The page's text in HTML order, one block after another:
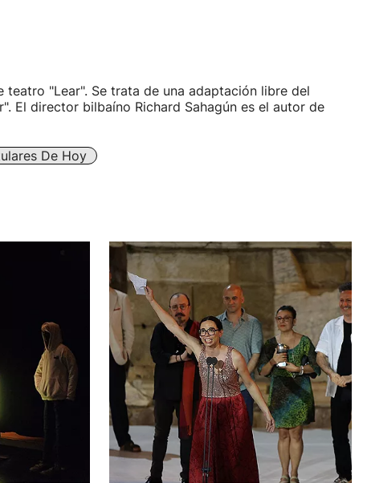
teatro "Lear". Se trata de una adaptación libre del
El director bilbaíno Richard Sahagún es el autor de
De Hoy